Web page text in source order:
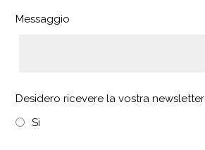
Messaggio
Desidero ricevere la vostra newsletter
Si